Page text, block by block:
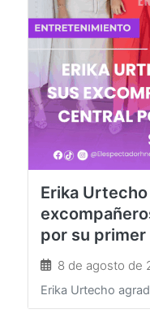
Erika Urtecho
por su primer
8 de agosto de